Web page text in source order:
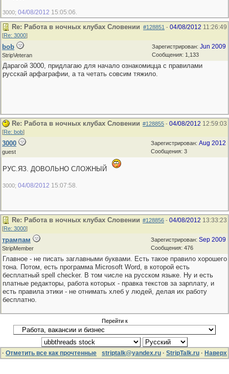
3000; 04/08/2012 15:05:06
#128851 - 04/08/2012 11:26:49
Re: Работа в ночных клубах Словении
[Re: 3000]
Зарегистрирован: Jun 2009
Сообщения: 1,133
bob
StripVeteran
Дарагой 3000, придлагаю для начало ознакомицца с правилами
русскай арфаграфии, а та четать совсим тяжило.
#128855 - 04/08/2012 12:59:03
Re: Работа в ночных клубах Словении
[Re: bob]
Зарегистрирован: Aug 2012
Сообщения: 3
3000
guest
РУС.ЯЗ. ДОВОЛЬНО СЛОЖНЫЙ
3000; 04/08/2012 15:07:58
#128856 - 04/08/2012 13:33:23
Re: Работа в ночных клубах Словении
[Re: 3000]
Зарегистрирован: Sep 2009
Сообщения: 476
трампам
StripMember
Главное - не писать заглавными буквами. Есть такое правило хорошего
тона. Потом, есть программа Microsoft Word, в которой есть
бесплатный spell checker. В том числе на русском языке. Ну и есть
платные редакторы, работа которых - правка текстов за зарплату, и
есть правила этики - не отнимать хлеб у людей, делая их работу
бесплатно.
Перейти к
· Отметить все как прочтенные striptalk@yandex.ru · StripTalk.ru · Наверх